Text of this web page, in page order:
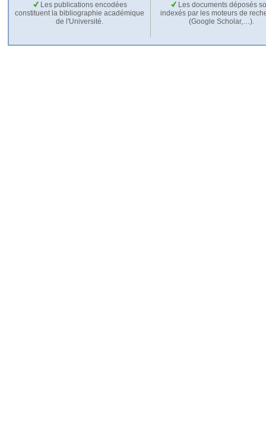
Les publications encodées
constituent la bibliographie académique
de l'Université.
Les documents déposés
indexés par les moteurs de
(Google Scholar,…).